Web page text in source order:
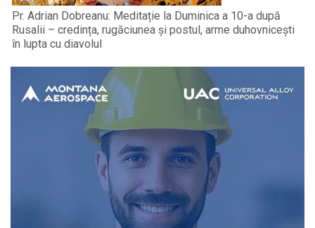
Pr. Adrian Dobreanu: Meditație la Duminica a 10-a după
Rusalii – credința, rugăciunea și postul, arme duhovnicești
în lupta cu diavolul